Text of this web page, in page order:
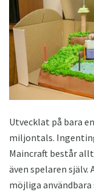
Utvecklat på bara
miljontals.
Maincraft består
även spelaren
möjliga